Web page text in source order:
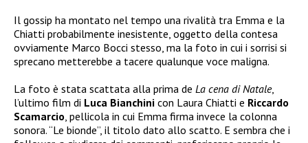
Il gossip ha montato nel tempo una rivalità tra Emma e la
Chiatti probabilmente inesistente, oggetto della contesa
ovviamente Marco Bocci stesso, ma la foto in cui i sorrisi si
sprecano metterebbe a tacere qualunque voce maligna.
La foto è stata scattata alla prima de La cena di Natale,
l’ultimo film di Luca Bianchini con Laura Chiatti e Riccardo
Scamarcio , pellicola in cui Emma firma invece la colonna
sonora. “Le bionde”, il titolo dato allo scatto. E sembra che i